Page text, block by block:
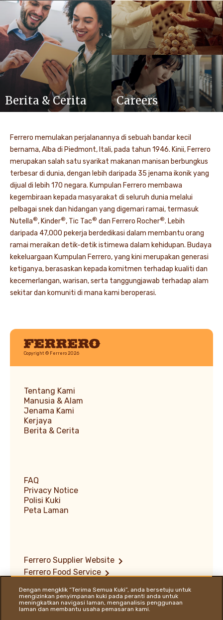
Berita & Cerita Careers
Ferrero memulakan perjalanannya di sebuah bandar kecil
bernama, Alba di Piedmont, Itali, pada tahun 1946. Kinii, Ferrero
merupakan salah satu syarikat makanan manisan berbungkus
terbesar di dunia, dengan lebih daripada 35 jenama ikonik yang
dijual di lebih 170 negara. Kumpulan Ferrero membawa
kegembiraan kepada masyarakat di seluruh dunia melalui
pelbagai snek dan hidangan yang digemari ramai, termasuk
Nutella®, Kinder®, Tic Tac® dan Ferrero Rocher®. Lebih
daripada 47,000 pekerja berdedikasi dalam membantu orang
ramai meraikan detik-detik istimewa dalam kehidupan. Budaya
kekeluargaan Kumpulan Ferrero, yang kini merupakan generasi
ketiganya, berasaskan kepada komitmen terhadap kualiti dan
kecemerlangan, warisan, serta tanggungjawab terhadap alam
sekitar dan komuniti di mana kami beroperasi.
Ferrero
Copyright © Ferrero 2026
Tentang Kami
Manusia & Alam
Jenama Kami
Kerjaya
Berita & Cerita
FAQ
Privacy Notice
Polisi Kuki
Peta Laman
Ferrero Supplier Website
Ferrero Food Service
Terms of Use
Dasar Pendedahan Kelemahan
Dengan mengklik “Terima Semua Kuki”, anda bersetuju untuk
mengizinkan penyimpanan kuki pada peranti anda untuk
meningkatkan navigasi laman, menganalisis penggunaan
laman dan membantu usaha pemasaran kami.